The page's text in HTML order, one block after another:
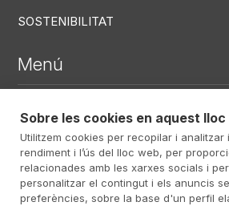
SOSTENIBILITAT
Menú
CENTRES
SERVEIS
Sobre les cookies en aquest
Utilitzem cookies per recopilar i analitzar
rendiment i l’ús del lloc web, per
relacionades amb les xarxes socials i
personalitzar el contingut i els anuncis
preferències, sobre la base d'un perfil